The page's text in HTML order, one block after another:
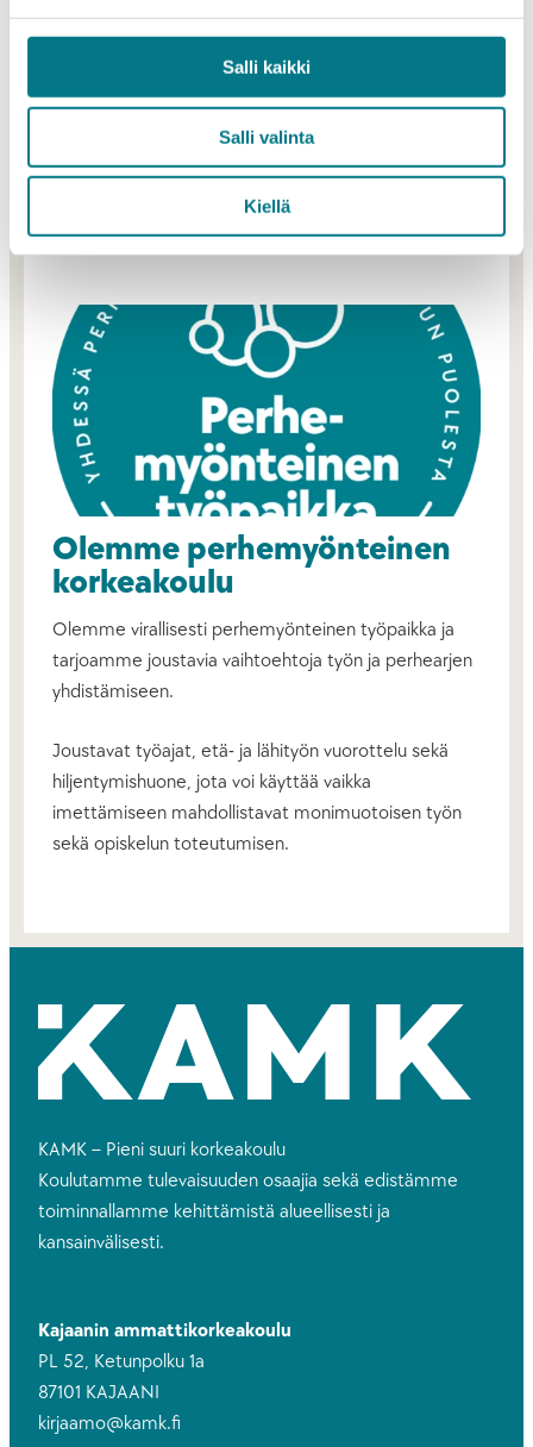
Salli kaikki
Salli valinta
Kiellä
ePassi
Mahdollisuus työsuhdepyörään
Kuntosalin käyttöoikeus
Ilmaiset Avoimen AMK:n opinnot KAMKissa
Olemme perhemyönteinen
korkeakoulu
Olemme virallisesti perhemyönteinen työpaikka ja
tarjoamme joustavia vaihtoehtoja työn ja perhearjen
yhdistämiseen.
Joustavat työajat, etä- ja lähityön vuorottelu sekä
hiljentymishuone, jota voi käyttää vaikka
imettämiseen mahdollistavat monimuotoisen työn
sekä opiskelun toteutumisen.
KAMK – Pieni suuri korkeakoulu
Koulutamme tulevaisuuden osaajia sekä edistämme
toiminnallamme kehittämistä alueellisesti ja
kansainvälisesti.
Kajaanin ammattikorkeakoulu
PL 52, Ketunpolku 1a
87101 KAJAANI
kirjaamo@kamk.fi